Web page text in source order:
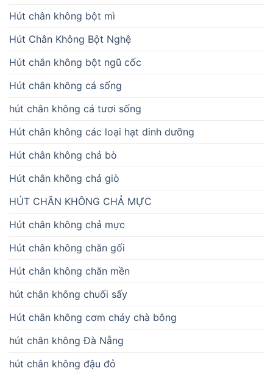
Hút chân không bột mì
Hút Chân Không Bột Nghệ
Hút chân không bột ngũ cốc
Hút chân không cá sống
hút chân không cá tươi sống
Hút chân không các loại hạt dinh dưỡng
Hút chân không chả bò
Hút chân không chả giò
HÚT CHÂN KHÔNG CHẢ MỰC
Hút chân không chả mực
Hút chân không chăn gối
Hút chân không chăn mền
hút chân không chuối sấy
Hút chân không cơm cháy chà bông
hút chân không Đà Nẵng
hút chân không đậu đỏ